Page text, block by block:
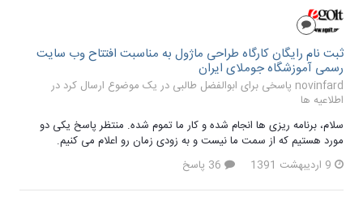
ثبت نام رایگان کارگاه طراحی ماژول به مناسبت افتتاح وب سایت
رسمی آموزشگاه جوملای ایران
novinfard پاسخی برای ابوالفضل طالبی در یک موضوع ارسال کرد در
اطلاعیه ها
سلام، برنامه ریزی ها انجام شده و کار ما تموم شده. منتظر پاسخ یکی دو
مورد هستیم که از سمت ما نیست و به زودی زمان رو اعلام می کنیم.
9 اردیبهشت 1391